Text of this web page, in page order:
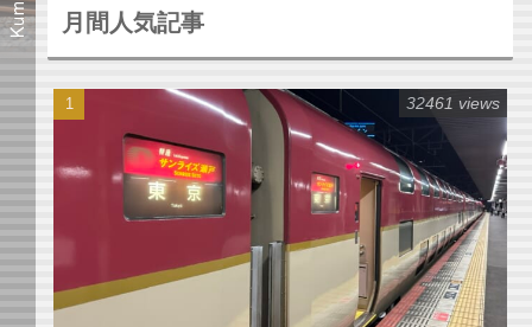
月間人気記事
32461 views